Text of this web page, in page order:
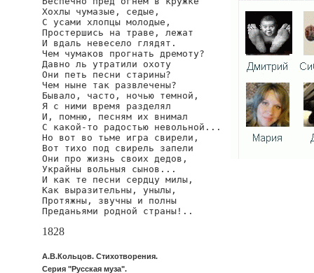
Хохлы чумазые, седые,
С усами хлопцы молодые,
Простершись на траве, лежат
И вдаль невесело глядят.
Чем чумаков прогнать дремоту?
Давно ль утратили охоту
Они петь песни старины?
Чем ныне так развлечены?
Бывало, часто, ночью темной,
Я с ними время разделял
И, помню, песням их внимал
С какой-то радостью невольной...
Но вот во тьме игра свирели,
Вот тихо под свирель запели
Они про жизнь своих дедов,
Украйны вольныя сынов...
И как те песни сердцу милы,
Как выразительны, унылы,
Протяжны, звучны и полны
Преданьями родной страны!..
1828
А.В.Кольцов. Стихотворения.
Серия "Русская муза".